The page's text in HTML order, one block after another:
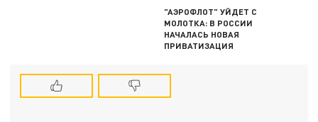
"АЭРОФЛОТ" УЙДЕТ С
МОЛОТКА: В РОССИИ
НАЧАЛАСЬ НОВАЯ
ПРИВАТИЗАЦИЯ